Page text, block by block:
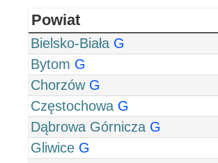
Powiat
Bielsko-Biała G
Bytom G
Chorzów G
Częstochowa G
Dąbrowa Górnicza G
Gliwice G